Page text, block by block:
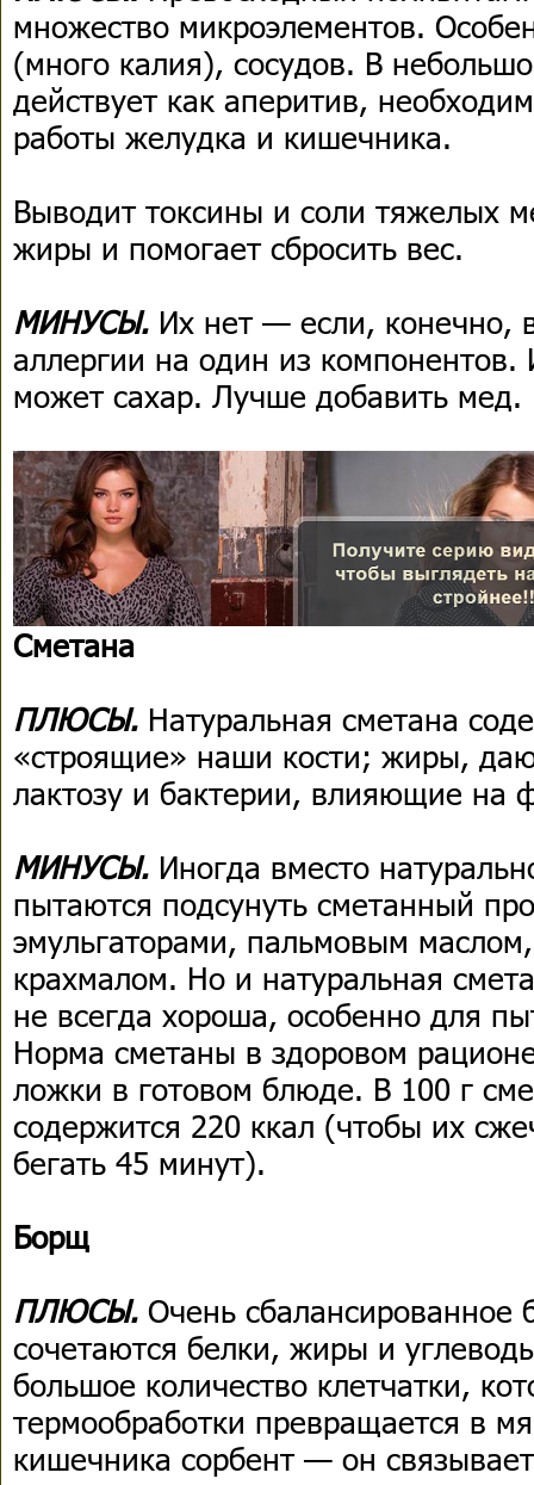
множество микроэлементов.
(много калия), сосудов. В
действует как аперитив,
работы желудка и кишечника.
Выводит токсины и соли тяжелых
жиры и помогает сбросить вес.
МИНУСЫ. Их нет — если, конечно,
аллергии на один из
может сахар. Лучше добавить мед.
Сметана
ПЛЮСЫ. Натуральная сметана
«строящие» наши кости; жиры,
лактозу и бактерии, влияющие на
МИНУСЫ. Иногда вместо
пытаются подсунуть сметанный
эмульгаторами, пальмовым
крахмалом. Но и натуральная
не всегда хороша, особенно для
Норма сметаны в здоровом
ложки в готовом блюде. В 100 г
содержится 220 ккал (чтобы их
бегать 45 минут).
Борщ
ПЛЮСЫ. Очень
сочетаются белки, жиры и
большое количество клетчатки,
термообработки превращается в
кишечника сорбент — он